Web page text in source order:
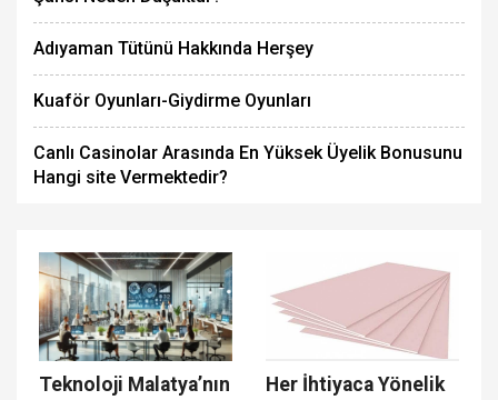
Adıyaman Tütünü Hakkında Herşey
Kuaför Oyunları-Giydirme Oyunları
Canlı Casinolar Arasında En Yüksek Üyelik Bonusunu
Hangi site Vermektedir?
Teknoloji Malatya’nın
Her İhtiyaca Yönelik